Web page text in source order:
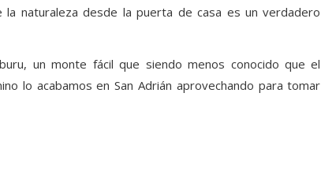
naturaleza desde la puerta de casa es un verdadero
un monte fácil que siendo menos conocido que el
lo acabamos en San Adrián aprovechando para tomar